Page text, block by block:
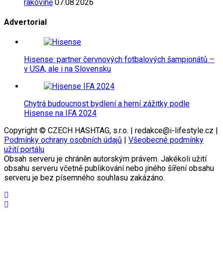
rakovině 07.08.2026
Advertorial
Hisense: partner červnových fotbalových šampionátů –
v USA, ale i na Slovensku
Chytrá budoucnost bydlení a herní zážitky podle
Hisense na IFA 2024
Copyright © CZECH HASHTAG, s.r.o. | redakce@i-lifestyle.cz |
Podmínky ochrany osobních údajů
Všeobecné podmínky
užití portálu
Obsah serveru je chráněn autorským právem. Jakékoli užití
obsahu serveru včetně publikování nebo jiného šíření obsahu
serveru je bez písemného souhlasu zakázáno.